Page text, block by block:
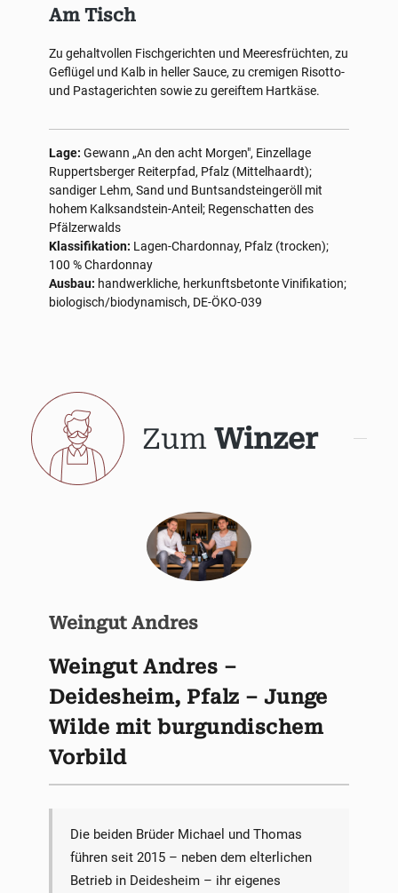
Am Tisch
Zu gehaltvollen Fischgerichten und Meeresfrüchten, zu
Geflügel und Kalb in heller Sauce, zu cremigen Risotto-
und Pastagerichten sowie zu gereiftem Hartkäse.
Lage: Gewann „An den acht Morgen", Einzellage
Ruppertsberger Reiterpfad, Pfalz (Mittelhaardt);
sandiger Lehm, Sand und Buntsandsteingeröll mit
hohem Kalksandstein-Anteil; Regenschatten des
Pfälzerwalds
Klassifikation: Lagen-Chardonnay, Pfalz (trocken);
100 % Chardonnay
Ausbau: handwerkliche, herkunftsbetonte Vinifikation;
biologisch/biodynamisch, DE-ÖKO-039
Zum Winzer
Weingut Andres
Weingut Andres –
Deidesheim, Pfalz – Junge
Wilde mit burgundischem
Vorbild
Die beiden Brüder Michael und Thomas
führen seit 2015 – neben dem elterlichen
Betrieb in Deidesheim – ihr eigenes